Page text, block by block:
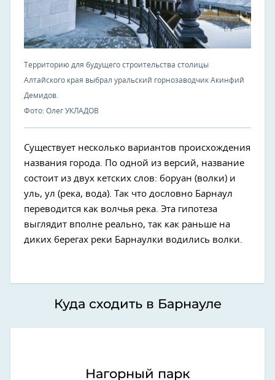
Территорию для будущего строительства столицы
Алтайского края выбрал уральский горнозаводчик Акинфий
Демидов.
Фото: Олег УКЛАДОВ
Существует несколько вариантов происхождения
названия города. По одной из версий, название
состоит из двух кетских слов: боруан (волки) и
уль, ул (река, вода). Так что дословно Барнаул
переводится как волчья река. Эта гипотеза
выглядит вполне реально, так как раньше на
диких берегах реки Барнаулки водились волки.
Куда сходить в Барнауле
Нагорный парк